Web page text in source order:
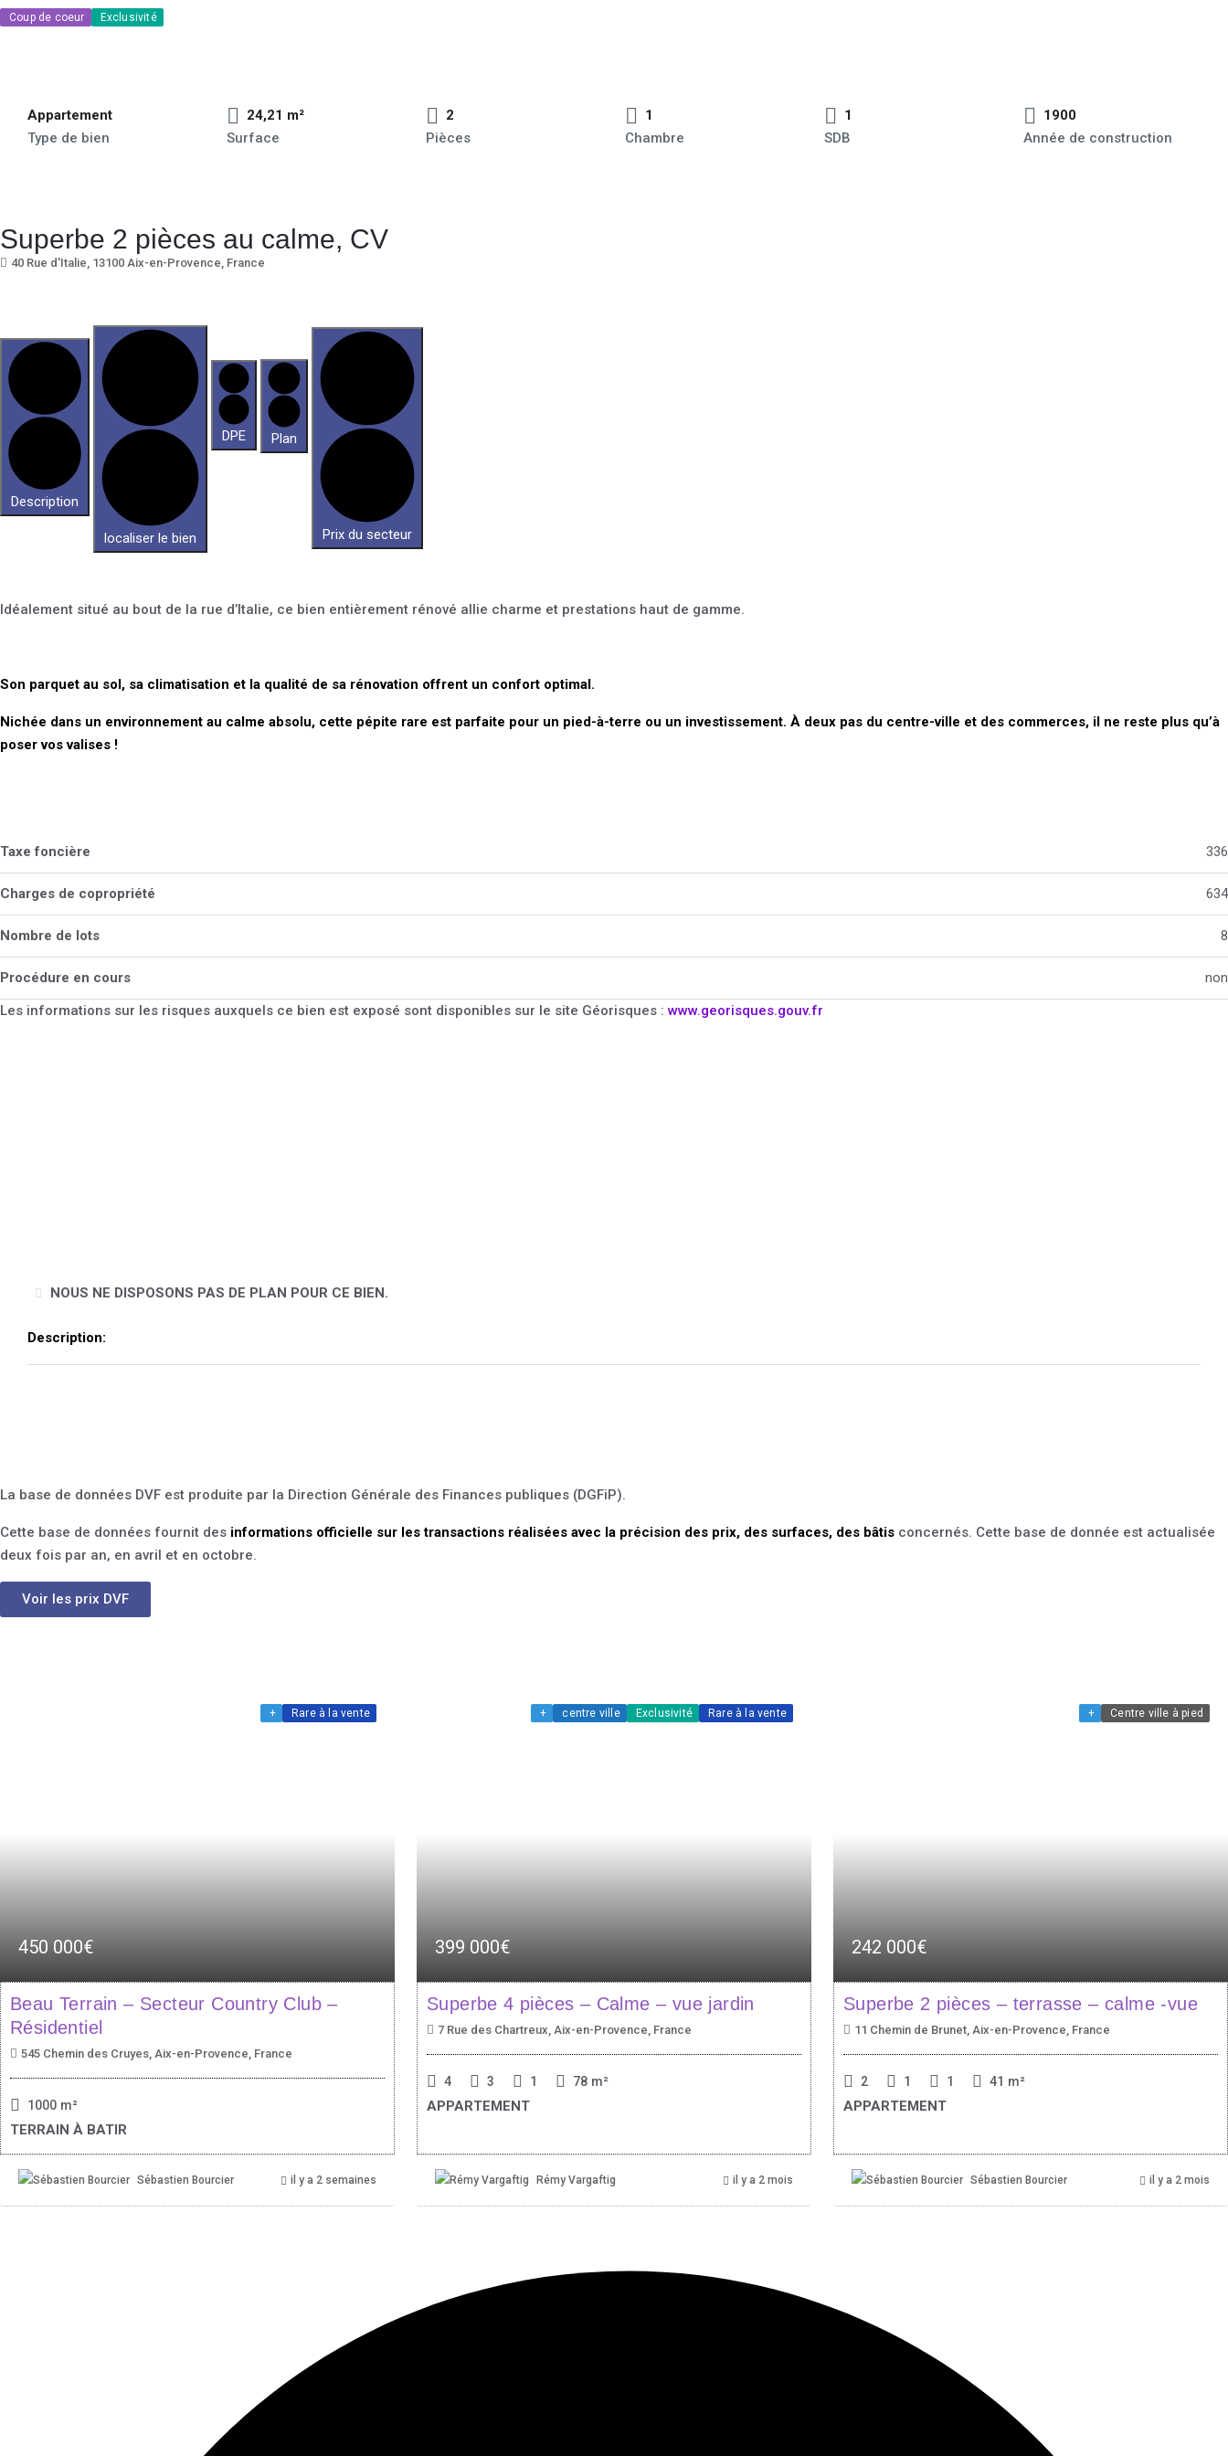
Coup de coeur Exclusivité
Appartement
Type de bien
24,21 m²
Surface
2
Pièces
1
Chambre
1
SDB
1900
Année de construction
Superbe 2 pièces au calme, CV
40 Rue d'Italie, 13100 Aix-en-Provence, France
Description
localiser le bien
DPE Plan
Prix du secteur
Idéalement situé au bout de la rue d’Italie, ce bien entièrement rénové allie charme et prestations haut de gamme.
Son parquet au sol, sa climatisation et la qualité de sa rénovation offrent un confort optimal.
Nichée dans un environnement au calme absolu, cette pépite rare est parfaite pour un pied-à-terre ou un investissement. À deux pas du centre-ville et des commerces, il ne reste plus qu’à
poser vos valises !
Taxe foncière 336
Charges de copropriété 634
Nombre de lots 8
Procédure en cours
non
Les informations sur les risques auxquels ce bien est exposé sont disponibles sur le site Géorisques : www.georisques.gouv.fr
NOUS NE DISPOSONS PAS DE PLAN POUR CE BIEN.
Description:
La base de données DVF est produite par la Direction Générale des Finances publiques (DGFiP).
Cette base de données fournit des informations officielle sur les transactions réalisées avec la précision des prix, des surfaces, des bâtis concernés. Cette base de donnée est actualisée
deux fois par an, en avril et en octobre.
Voir les prix DVF
+ Rare à la vente
450 000€
Beau Terrain – Secteur Country Club –
Résidentiel
545 Chemin des Cruyes, Aix-en-Provence, France
1000 m²
TERRAIN À BATIR
Sébastien Bourcier il y a 2 semaines
+ centre ville Exclusivité Rare à la vente
399 000€
Superbe 4 pièces – Calme – vue jardin
7 Rue des Chartreux, Aix-en-Provence, France
4 3 1 78 m²
APPARTEMENT
Rémy Vargaftig il y a 2 mois
+ Centre ville à pied
242 000€
Superbe 2 pièces – terrasse – calme -vue
11 Chemin de Brunet, Aix-en-Provence, France
2 1 1 41 m²
APPARTEMENT
Sébastien Bourcier il y a 2 mois